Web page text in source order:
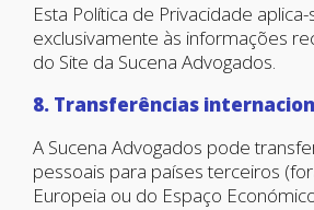
Esta Política de Privacidade aplica-
exclusivamente às informações
do Site da Sucena Advogados.
8. Transferências
A Sucena Advogados pode
pessoais para países terceiros
Europeia ou do Espaço